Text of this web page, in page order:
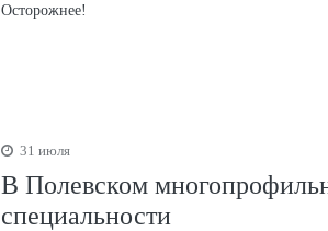
Осторожнее!
31 июля
В Полевском
специальности